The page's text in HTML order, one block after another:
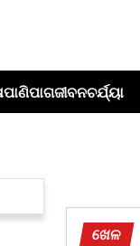
ପାଣିପାଗଜୀବନଚର୍ଯ୍ୟା
ଖେଳ